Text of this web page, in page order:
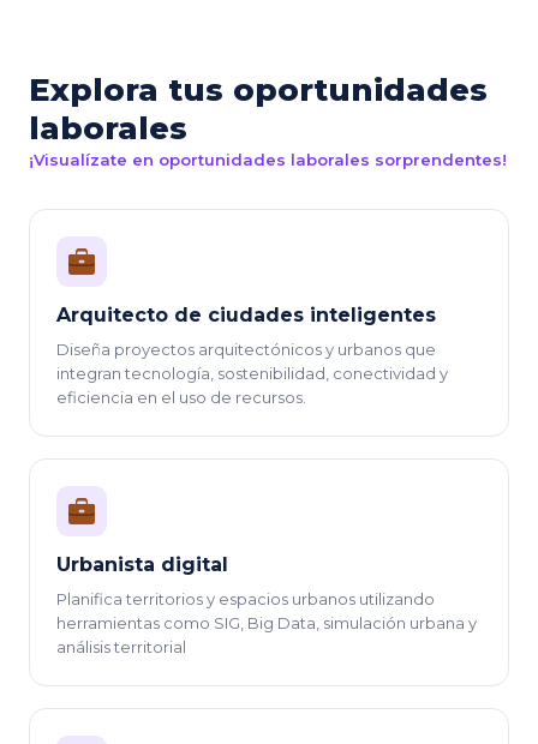
Explora tus oportunidades
laborales
¡Visualízate en oportunidades laborales sorprendentes!
Arquitecto de ciudades inteligentes
Diseña proyectos arquitectónicos y urbanos que
integran tecnología, sostenibilidad, conectividad y
eficiencia en el uso de recursos.
Urbanista digital
Planifica territorios y espacios urbanos utilizando
herramientas como SIG, Big Data, simulación urbana y
análisis territorial